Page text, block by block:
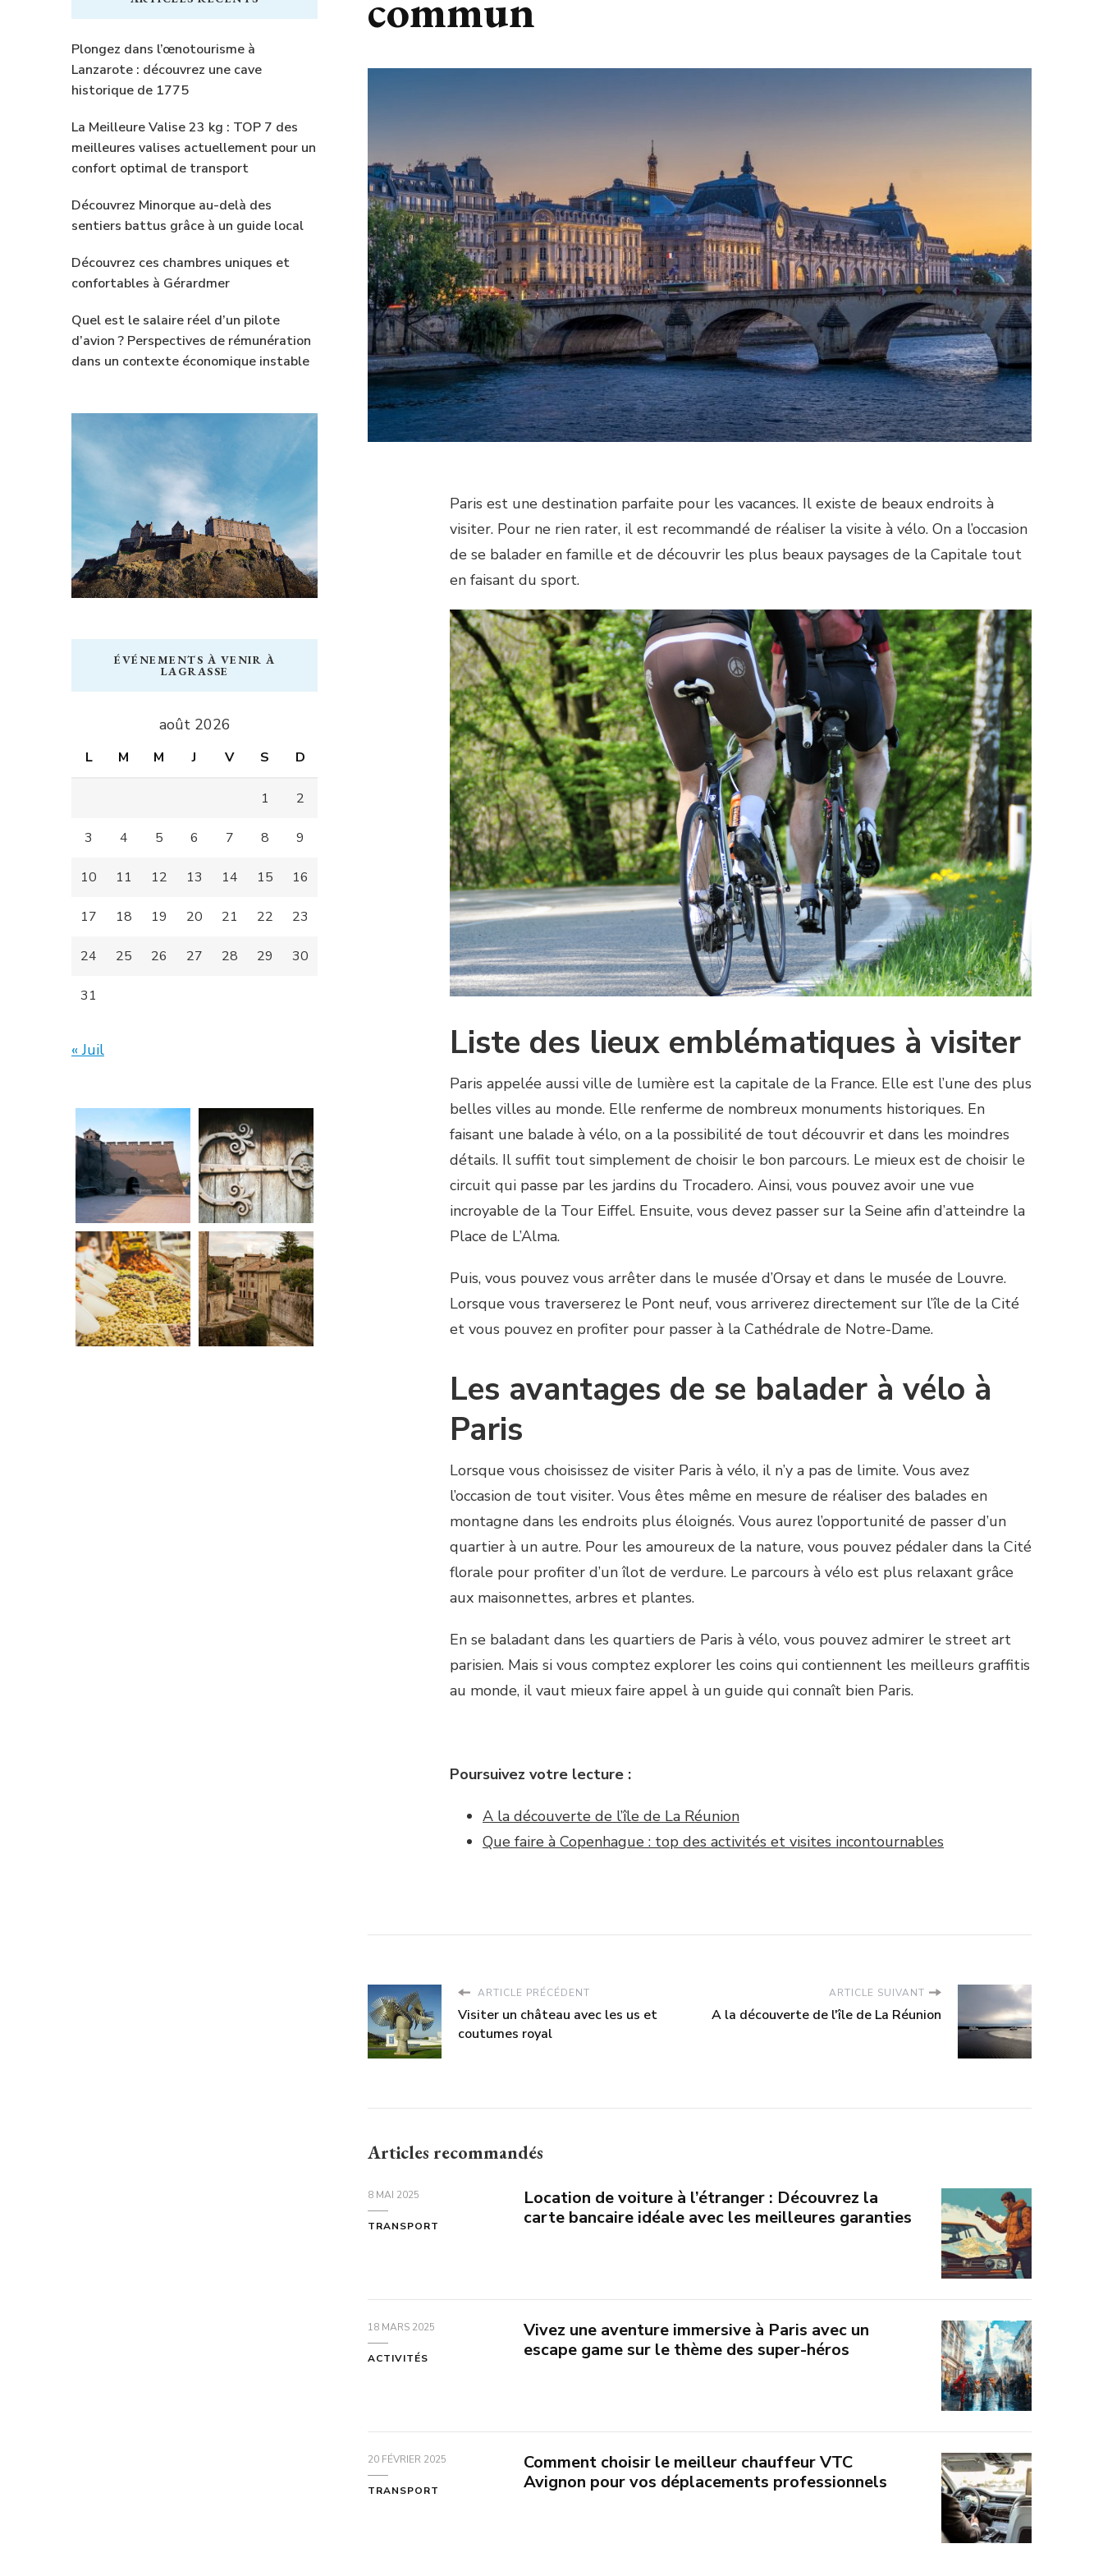
Paris est une destination parfaite pour les vacances. Il existe de beaux endroits à
visiter. Pour ne rien rater, il est recommandé de réaliser la visite à vélo. On a l’occasion
de se balader en famille et de découvrir les plus beaux paysages de la Capitale tout
en faisant du sport.
Liste des lieux emblématiques à visiter
Paris appelée aussi ville de lumière est la capitale de la France. Elle est l’une des plus
belles villes au monde. Elle renferme de nombreux monuments historiques. En
faisant une balade à vélo, on a la possibilité de tout découvrir et dans les moindres
détails. Il suffit tout simplement de choisir le bon parcours. Le mieux est de choisir le
circuit qui passe par les jardins du Trocadero. Ainsi, vous pouvez avoir une vue
incroyable de la Tour Eiffel. Ensuite, vous devez passer sur la Seine afin d’atteindre la
Place de L’Alma.
Puis, vous pouvez vous arrêter dans le musée d’Orsay et dans le musée de Louvre.
Lorsque vous traverserez le Pont neuf, vous arriverez directement sur l’île de la Cité
et vous pouvez en profiter pour passer à la Cathédrale de Notre-Dame.
Les avantages de se balader à vélo à
Paris
Lorsque vous choisissez de visiter Paris à vélo, il n’y a pas de limite. Vous avez
l’occasion de tout visiter. Vous êtes même en mesure de réaliser des balades en
montagne dans les endroits plus éloignés. Vous aurez l’opportunité de passer d’un
quartier à un autre. Pour les amoureux de la nature, vous pouvez pédaler dans la Cité
florale pour profiter d’un îlot de verdure. Le parcours à vélo est plus relaxant grâce
aux maisonnettes, arbres et plantes.
En se baladant dans les quartiers de Paris à vélo, vous pouvez admirer le street art
parisien. Mais si vous comptez explorer les coins qui contiennent les meilleurs graffitis
au monde, il vaut mieux faire appel à un guide qui connaît bien Paris.
Poursuivez votre lecture :
A la découverte de l’île de La Réunion
Que faire à Copenhague : top des activités et visites incontournables
ARTICLE PRÉCÉDENT
Visiter un château avec les us et
coutumes royal
ARTICLE SUIVANT
A la découverte de l'île de La Réunion
Articles recommandés
8 MAI 2025
TRANSPORT
Location de voiture à l’étranger : Découvrez la
carte bancaire idéale avec les meilleures garanties
18 MARS 2025
ACTIVITÉS
Vivez une aventure immersive à Paris avec un
escape game sur le thème des super-héros
20 FÉVRIER 2025
TRANSPORT
Comment choisir le meilleur chauffeur VTC
Avignon pour vos déplacements professionnels
Plongez dans l’œnotourisme à
Lanzarote : découvrez une cave
historique de 1775
La Meilleure Valise 23 kg : TOP 7 des
meilleures valises actuellement pour un
confort optimal de transport
Découvrez Minorque au-delà des
sentiers battus grâce à un guide local
Découvrez ces chambres uniques et
confortables à Gérardmer
Quel est le salaire réel d’un pilote
d’avion ? Perspectives de rémunération
dans un contexte économique instable
ÉVÉNEMENTS À VENIR À
LAGRASSE
août 2026
L M M J V S D
1 2
3 4 5 6 7 8 9
10 11 12 13 14 15 16
17 18 19 20 21 22 23
24 25 26 27 28 29 30
31
« Juil